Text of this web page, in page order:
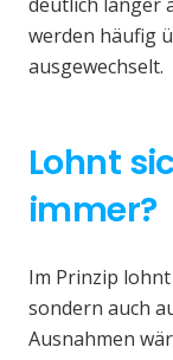
werden häufig
ausgewechselt.
Lohnt
immer?
Im Prinzip
sondern auch
Ausnahmen